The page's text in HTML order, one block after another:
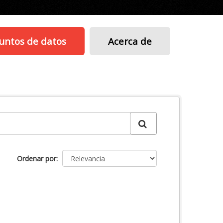
de datos Acerca de
Ordenar por